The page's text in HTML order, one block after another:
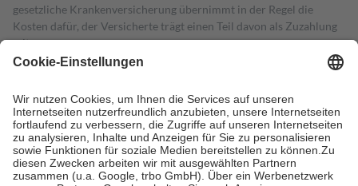
gesetzliche Krankenversicherung übernimmt in der Regel die
Kosten dafür, der Versicherte trägt einen Teil davon als Zuzahlung
mit.
Grundsätzlich leisten Mitglieder Zuzahlungen in Höhe von zehn
höchstens zehn Euro.
Es sind jedoch nie mehr als die tatsächlichen
Kosten der Leistung zu entrichten.
Diese Regeln gelten grundsätzlich auch für Online-Apotheken.
Bei Heilmitteln und häuslicher Krankenpflege beträgt die
Zuzahlung zehn Prozent der Kosten sowie zehn Euro je
Verordnung.